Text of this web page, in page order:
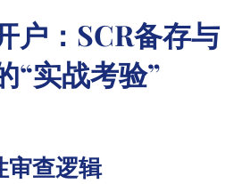
户：SCR备存与
“实战考验”
审查逻辑